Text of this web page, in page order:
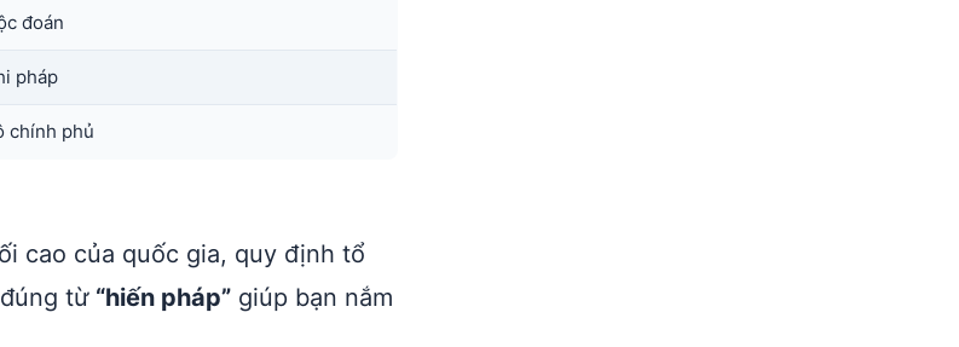
đoán
pháp
chính phủ
cao của quốc gia, quy định tổ
từ “hiến pháp” giúp bạn nắm